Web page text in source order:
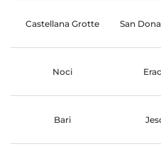
Castellana Grotte San
Noci
Bari